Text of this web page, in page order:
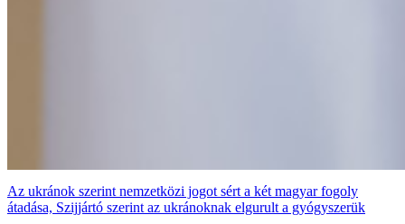
Az ukránok szerint nemzetközi jogot sért a két magyar fogoly
átadása, Szijjártó szerint az ukránoknak elgurult a gyógyszerük